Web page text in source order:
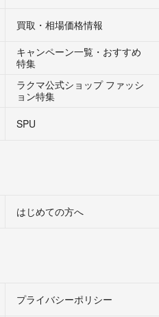
買取・相場価格情報
キャンペーン一覧・おすすめ
特集
ラクマ公式ショップ ファッシ
ョン特集
SPU
はじめての方へ
プライバシーポリシー